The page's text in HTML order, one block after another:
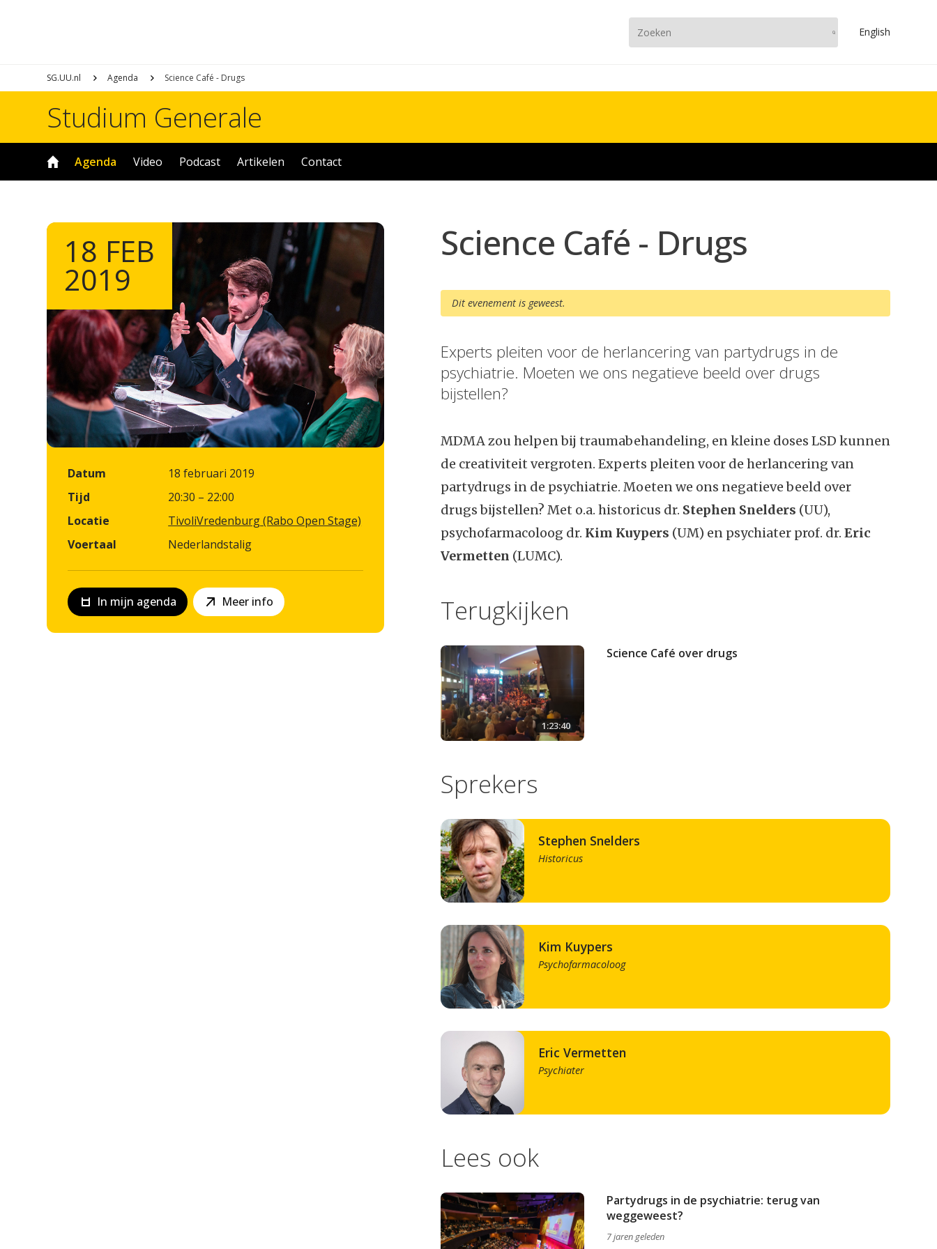
English
SG.UU.nl Agenda Science Café - Drugs
Studium Generale
Agenda Video Podcast Artikelen Contact
18 FEB
2019
Datum
18 februari 2019
Tijd
20:30 – 22:00
Locatie
TivoliVredenburg (Rabo Open Stage)
Voertaal
Nederlandstalig
In mijn agenda Meer info
Science Café - Drugs
Dit evenement is geweest.
Experts pleiten voor de herlancering van partydrugs in de
psychiatrie. Moeten we ons negatieve beeld over drugs
bijstellen?
MDMA zou helpen bij traumabehandeling, en kleine doses LSD kunnen
de creativiteit vergroten. Experts pleiten voor de herlancering van
partydrugs in de psychiatrie. Moeten we ons negatieve beeld over
drugs bijstellen? Met o.a. historicus dr. Stephen Snelders (UU),
psychofarmacoloog dr. Kim Kuypers (UM) en psychiater prof. dr. Eric
Vermetten (LUMC).
Terugkijken
1:23:40
Science Café over drugs
Sprekers
Stephen Snelders
Historicus
Kim Kuypers
Psychofarmacoloog
Eric Vermetten
Psychiater
Lees ook
Partydrugs in de psychiatrie: terug van
weggeweest?
7 jaren geleden